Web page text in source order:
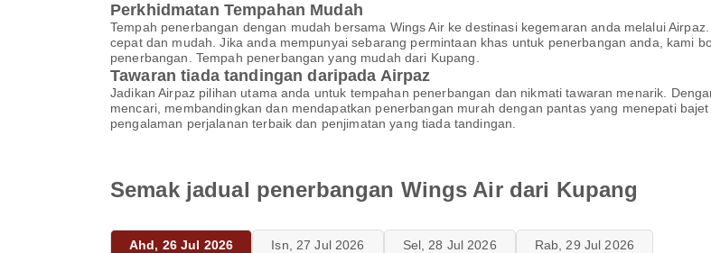
Perkhidmatan Tempahan Mudah
Tempah penerbangan dengan mudah bersama Wings Air ke destinasi kegemaran anda melalui
cepat dan mudah. Jika anda mempunyai sebarang permintaan khas untuk penerbangan anda, kami
penerbangan. Tempah penerbangan yang mudah dari Kupang.
Tawaran tiada tandingan daripada Airpaz
Jadikan Airpaz pilihan utama anda untuk tempahan penerbangan dan nikmati tawaran menarik.
mencari, membandingkan dan mendapatkan penerbangan murah dengan pantas yang menepati bajet
pengalaman perjalanan terbaik dan penjimatan yang tiada tandingan.
Semak jadual penerbangan Wings Air dari Kupang
Ahd, 26 Jul 2026 Isn, 27 Jul 2026 Sel, 28 Jul 2026 Rab, 29 Jul 2026